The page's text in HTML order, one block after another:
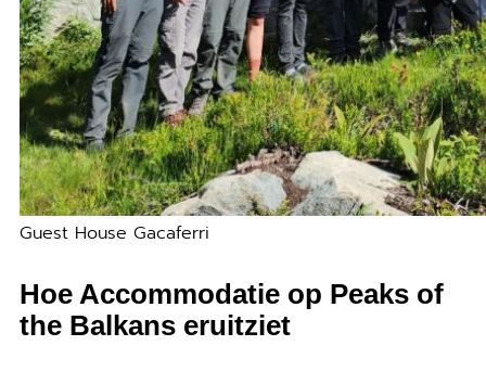
Guest House Gacaferri
Hoe Accommodatie op Peaks of
the Balkans eruitziet